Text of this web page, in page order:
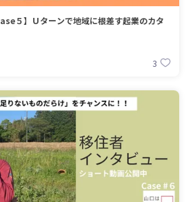
５】Ｕターンで地域に根差す起業のカタ
3